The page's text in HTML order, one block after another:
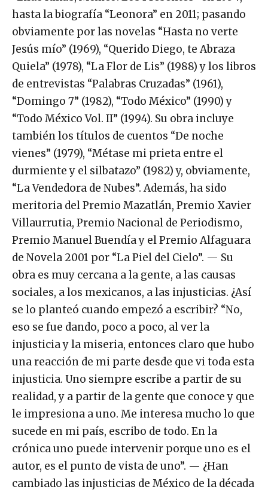
hasta la biografía “Leonora” en 2011; pasando
obviamente por las novelas “Hasta no verte
Jesús mío” (1969), “Querido Diego, te Abraza
Quiela” (1978), “La Flor de Lis” (1988) y los libros
de entrevistas “Palabras Cruzadas” (1961),
“Domingo 7” (1982), “Todo México” (1990) y
“Todo México Vol. II” (1994). Su obra incluye
también los títulos de cuentos “De noche
vienes” (1979), “Métase mi prieta entre el
durmiente y el silbatazo” (1982) y, obviamente,
“La Vendedora de Nubes”. Además, ha sido
meritoria del Premio Mazatlán, Premio Xavier
Villaurrutia, Premio Nacional de Periodismo,
Premio Manuel Buendía y el Premio Alfaguara
de Novela 2001 por “La Piel del Cielo”. — Su
obra es muy cercana a la gente, a las causas
sociales, a los mexicanos, a las injusticias. ¿Así
se lo planteó cuando empezó a escribir? “No,
eso se fue dando, poco a poco, al ver la
injusticia y la miseria, entonces claro que hubo
una reacción de mi parte desde que vi toda esta
injusticia. Uno siempre escribe a partir de su
realidad, y a partir de la gente que conoce y que
le impresiona a uno. Me interesa mucho lo que
sucede en mi país, escribo de todo. En la
crónica uno puede intervenir porque uno es el
autor, es el punto de vista de uno”. — ¿Han
cambiado las injusticias de México de la década